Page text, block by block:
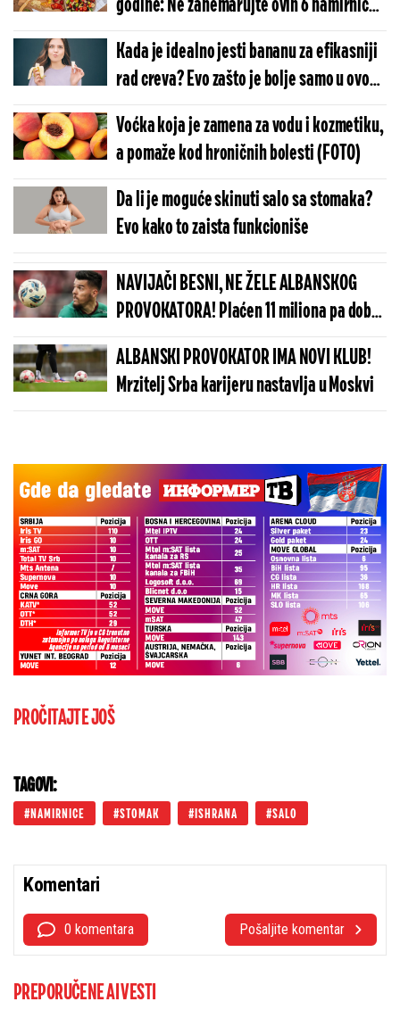
godine: Ne zanemarujte ovih 6 namirnica
(FOTO)
Kada je idealno jesti bananu za efikasniji
rad creva? Evo zašto je bolje samo u ovom
delu dana
Voćka koja je zamena za vodu i kozmetiku,
a pomaže kod hroničnih bolesti (FOTO)
Da li je moguće skinuti salo sa stomaka?
Evo kako to zaista funkcioniše
NAVIJAČI BESNI, NE ŽELE ALBANSKOG
PROVOKATORA! Plaćen 11 miliona pa dobio
brutalnu poruku
ALBANSKI PROVOKATOR IMA NOVI KLUB!
Mrzitelj Srba karijeru nastavlja u Moskvi
PROČITAJTE JOŠ
TAGOVI:
NAMIRNICE STOMAK ISHRANA SALO
Komentari
0 komentara Pošaljite komentar
PREPORUČENE AI VESTI